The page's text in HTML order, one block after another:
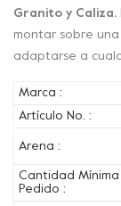
Granito y Caliza.
montar sobre
adaptarse a
Marca :
Artículo No. :
Arena :
Cantidad Mínima
Pedido :